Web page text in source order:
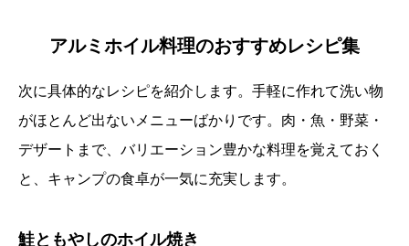
アルミホイル料理のおすすめレシピ集
次に具体的なレシピを紹介します。手軽に作れて洗い物
がほとんど出ないメニューばかりです。肉・魚・野菜・
デザートまで、バリエーション豊かな料理を覚えておく
と、キャンプの食卓が一気に充実します。
鮭ともやしのホイル焼き